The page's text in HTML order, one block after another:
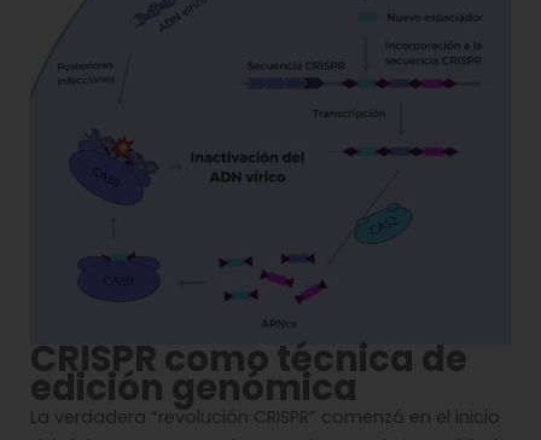
CRISPR como técnica de
edición genómica
La verdadera “revolución CRISPR” comenzó en el inicio